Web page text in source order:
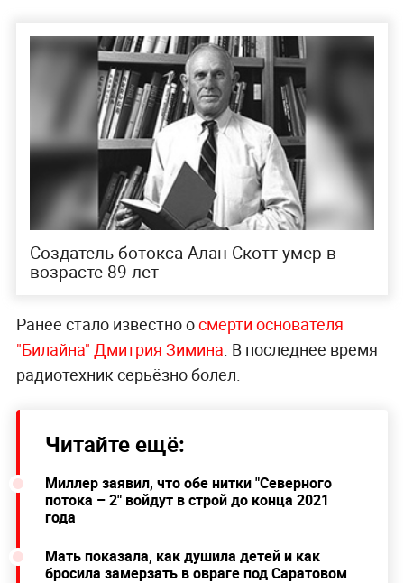
Создатель ботокса Алан Скотт умер в
возрасте 89 лет
Ранее стало известно осмерти основателя
"Билайна" Дмитрия Зимина. В последнее время
радиотехник серьёзно болел.
Читайте ещё:
Миллер заявил, что обе нитки "Северного
потока – 2" войдут в строй до конца 2021
года
Мать показала, как душила детей и как
бросила замерзать в овраге под Саратовом